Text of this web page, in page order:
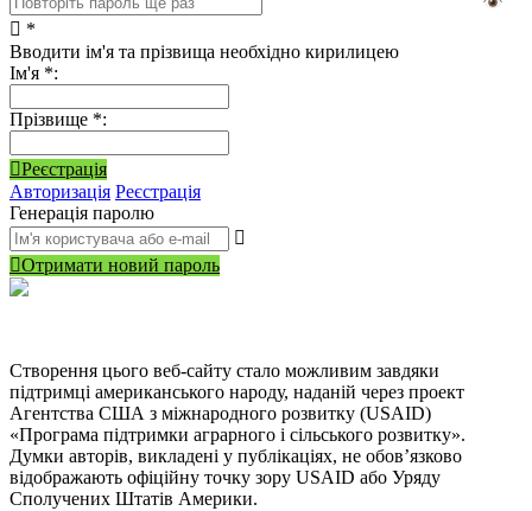
*
Вводити ім'я та прізвища необхідно кирилицею
Ім'я *:
Прізвище *:
Реєстрація
Авторизація Реєстрація
Генерація паролю
Отримати новий пароль
Створення цього веб-сайту стало можливим завдяки
підтримці американського народу, наданій через проект
Агентства США з міжнародного розвитку (USAID)
«Програма підтримки аграрного і сільського розвитку».
Думки авторів, викладені у публікаціях, не обов’язково
відображають офіційну точку зору USAID або Уряду
Сполучених Штатів Америки.